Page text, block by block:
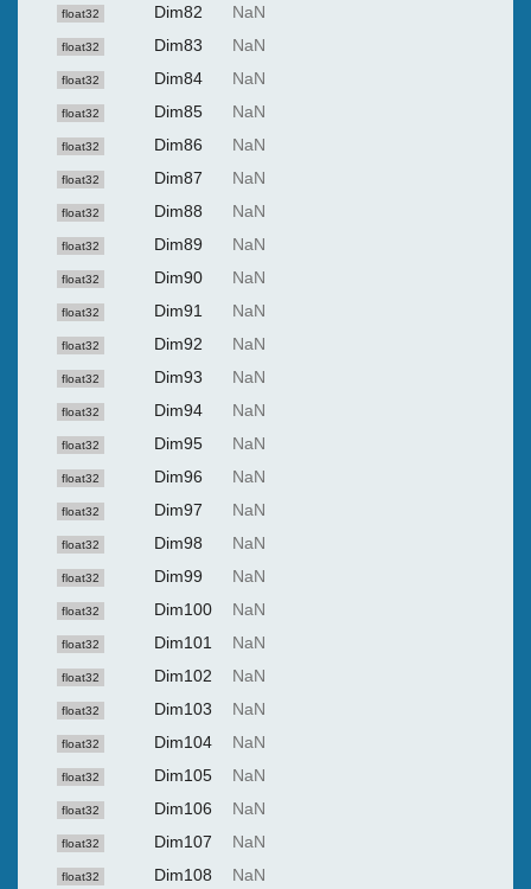
float32 Dim82 NaN
float32 Dim83 NaN
float32 Dim84 NaN
float32 Dim85 NaN
float32 Dim86 NaN
float32 Dim87 NaN
float32 Dim88 NaN
float32 Dim89 NaN
float32 Dim90 NaN
float32 Dim91 NaN
float32 Dim92 NaN
float32 Dim93 NaN
float32 Dim94 NaN
float32 Dim95 NaN
float32 Dim96 NaN
float32 Dim97 NaN
float32 Dim98 NaN
float32 Dim99 NaN
float32 Dim100 NaN
float32 Dim101 NaN
float32 Dim102 NaN
float32 Dim103 NaN
float32 Dim104 NaN
float32 Dim105 NaN
float32 Dim106 NaN
float32 Dim107 NaN
float32 Dim108 NaN